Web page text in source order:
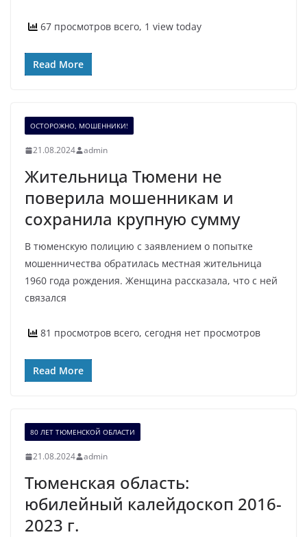
67 просмотров всего, 1 view today
Read More
ОСТОРОЖНО, МОШЕННИКИ!
21.08.2024 admin
Жительница Тюмени не
поверила мошенникам и
сохранила крупную сумму
В тюменскую полицию с заявлением о попытке
мошенничества обратилась местная жительница
1960 года рождения. Женщина рассказала, что с ней
связался
81 просмотров всего, сегодня нет просмотров
Read More
80 ЛЕТ ТЮМЕНСКОЙ ОБЛАСТИ
21.08.2024 admin
Тюменская область:
юбилейный калейдоскоп 2016-
2023 г.